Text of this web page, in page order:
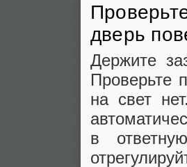
дверь
Держите
Проверьте
на свет
в